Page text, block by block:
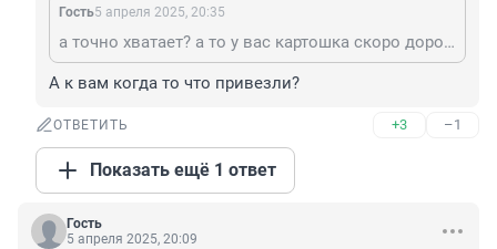
Гость5 апреля 2025, 20:35
а точно хватает? а то у вас картошка скоро дороже артишоков будет.)) Да и картошка тоже когда-то была завезена к вам. И ваги предки наверняка так же как вы вопили "зачем нам картошка, у нас репа есть..." И уж тем более помидоры и огурцы тоже когда-то были к вам привезены...
А к вам когда то что привезли?
ОТВЕТИТЬ +3 –1
Показать ещё 1 ответ
Гость
5 апреля 2025, 20:09